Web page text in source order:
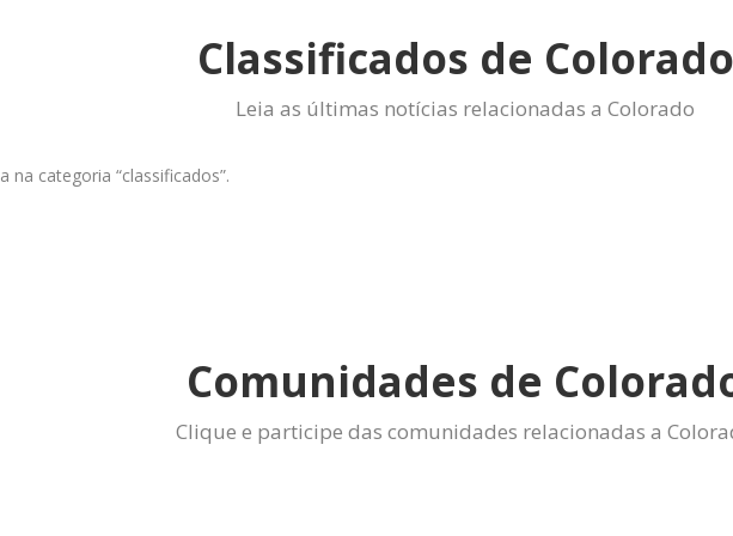
Classificados de Colorado
Leia as últimas notícias relacionadas a Colorado
na categoria “classificados”.
Comunidades de
Clique e participe das comunidades relacionadas a